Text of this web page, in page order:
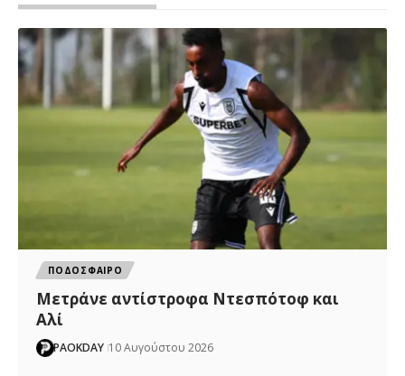
ΠΟΔΟΣΦΑΙΡΟ
Μετράνε αντίστροφα Ντεσπότοφ και
Αλί
PAOKDAY 10 Αυγούστου 2026